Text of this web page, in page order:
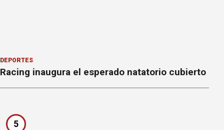
DEPORTES
Racing inaugura el esperado natatorio cubierto
5